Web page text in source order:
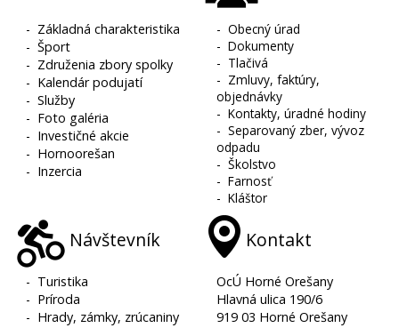
- Základná charakteristika
-Šport
- Združenia zbory spolky
- Kalendár podujatí
-Služby
- Foto galéria
- Investičné akcie
- Hornoorešan
- Inzercia
-Obecný úrad
-Dokumenty
- Tlačivá
- Zmluvy, faktúry,
objednávky
-Kontakty, úradné hodiny
-Separovaný zber, vývoz
odpadu
-Školstvo
-Farnosť
-Kláštor
Návštevník
- Turistika
- Príroda
- Hrady, zámky, zrúcaniny
Kontakt
OcÚ Horné Orešany
Hlavná ulica 190/6
919 03 Horné Orešany